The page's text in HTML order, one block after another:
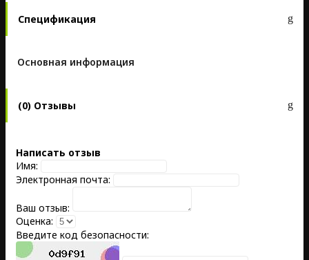
Спецификация
Основная информация
(0) Отзывы
Написать отзыв
Имя:
Электронная почта:
Ваш отзыв:
Оценка:
Введите код безопасности: